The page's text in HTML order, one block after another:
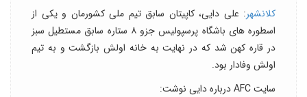
کلانشهر: علی دایی، کاپیتان سابق تیم ملی کشورمان و یکی از
اسطوره های باشگاه پرسپولیس جزو ۸ ستاره سابق مستطیل سبز
در قاره کهن شد که در نهایت به خانه اولش بازگشت و به تیم
اولش وفادار بود.
سایت AFC درباره دایی نوشت: